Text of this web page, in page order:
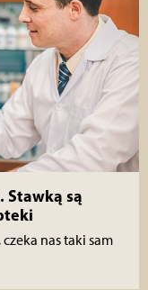
Stawką są
nas taki sam